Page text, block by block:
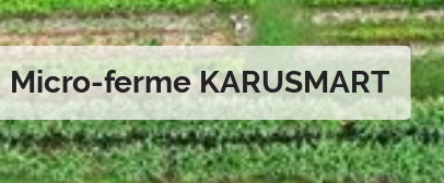
Micro-ferme KARUSMART